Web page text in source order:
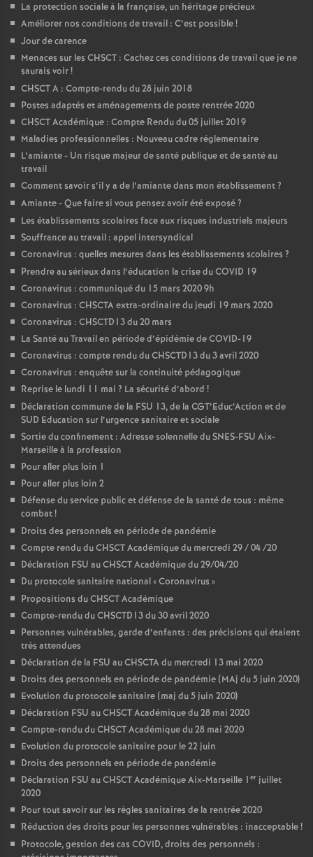
La protection sociale à la française, un héritage précieux
Améliorer nos conditions de travail : C’est possible!
Jour de carence
Menaces sur les CHSCT : Cachez ces conditions de travail que je ne
saurais voir!
CHSCT A : Compte-rendu du 28 juin 2018
Postes adaptés et aménagements de poste rentrée 2020
CHSCT Académique : Compte Rendu du 05 juillet 2019
Maladies professionnelles : Nouveau cadre réglementaire
L’amiante - Un risque majeur de santé publique et de santé au
travail
Comment savoir s’il y a de l’amiante dans mon établissement?
Amiante - Que faire si vous pensez avoir été exposé?
Les établissements scolaires face aux risques industriels majeurs
Souffrance au travail : appel intersyndical
Coronavirus : quelles mesures dans les établissements scolaires ?
Prendre au sérieux dans l’éducation la crise du COVID 19
Coronavirus : communiqué du 15 mars 2020 9h
Coronavirus : CHSCTA extra-ordinaire du jeudi 19 mars 2020
Coronavirus : CHSCTD13 du 20 mars
La Santé au Travail en période d’épidémie de COVID-19
Coronavirus : compte rendu du CHSCTD13 du 3 avril 2020
Coronavirus : enquête sur la continuité pédagogique
Reprise le lundi 11 mai ? La sécurité d’abord !
Déclaration commune de la FSU 13, de la CGT’Educ’Action et de
SUD Education sur l’urgence sanitaire et sociale
Sortie du confinement : Adresse solennelle du SNES-FSU Aix-
Marseille à la profession
Pour aller plus loin 1
Pour aller plus loin 2
Défense du service public et défense de la santé de tous : même
combat!
Droits des personnels en période de pandémie
Compte rendu du CHSCT Académique du mercredi 29 / 04 /20
Déclaration FSU au CHSCT Académique du 29/04/20
Du protocole sanitaire national «Coronavirus »
Propositions du CHSCT Académique
Compte-rendu du CHSCTD13 du 30 avril 2020
Personnes vulnérables, garde d’enfants : des précisions qui étaient
très attendues
Déclaration de la FSU au CHSCTA du mercredi 13 mai 2020
Droits des personnels en période de pandémie (MAj du 5 juin 2020)
Evolution du protocole sanitaire (maj du 5 juin 2020)
Déclaration FSU au CHSCT Académique du 28 mai 2020
Compte-rendu du CHSCT Académique du 28 mai 2020
Evolution du protocole sanitaire pour le 22 juin
Droits des personnels en période de pandémie
Déclaration FSU au CHSCT Académique Aix-Marseille 1 er juillet
2020
Pour tout savoir sur les règles sanitaires de la rentrée 2020
Réduction des droits pour les personnes vulnérables : inacceptable!
Protocole, gestion des cas COVID, droits des personnels :